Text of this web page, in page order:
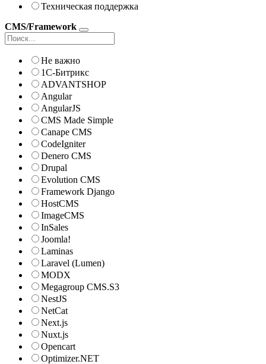
Техническая поддержка
CMS/Framework
Не важно
1С-Битрикс
ADVANTSHOP
Angular
AngularJS
CMS Made Simple
Canape CMS
CodeIgniter
Denero CMS
Drupal
Evolution CMS
Framework Django
HostCMS
ImageCMS
InSales
Joomla!
Laminas
Laravel (Lumen)
MODX
Megagroup CMS.S3
NestJS
NetCat
Next.js
Nuxt.js
Opencart
Optimizer.NET